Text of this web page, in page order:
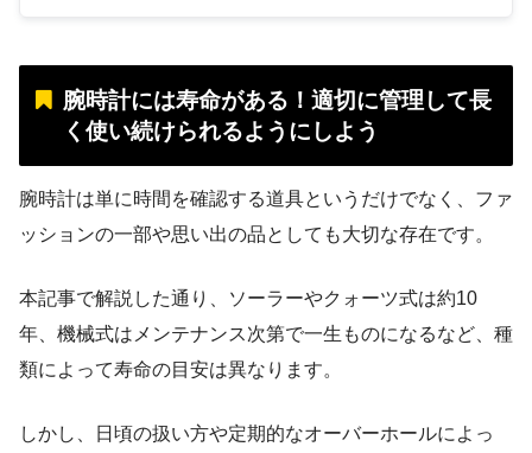
腕時計には寿命がある！適切に管理して長
く使い続けられるようにしよう
腕時計は単に時間を確認する道具というだけでなく、ファ
ッションの一部や思い出の品としても大切な存在です。
本記事で解説した通り、ソーラーやクォーツ式は約10
年、機械式はメンテナンス次第で一生ものになるなど、種
類によって寿命の目安は異なります。
しかし、日頃の扱い方や定期的なオーバーホールによっ